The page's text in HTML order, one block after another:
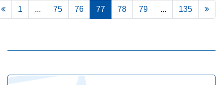
1 ... 75 76 77 78 79 ... 135